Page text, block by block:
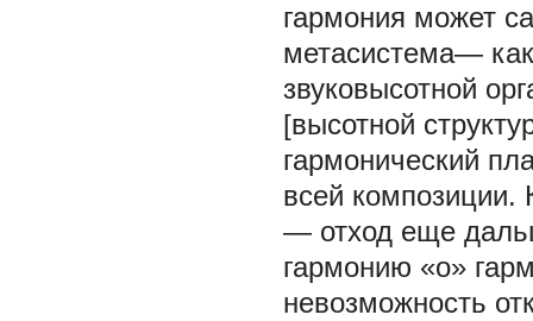
гармония может
метасистема—
звуковысотной
[высотной
гармонический
всей композиции.
— отход еще
гармонию «о»
невозможность